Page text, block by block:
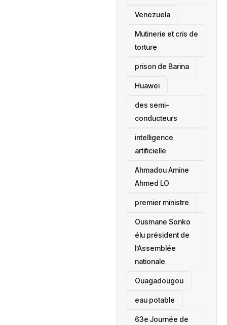
‎Venezuela
Mutinerie et cris de
torture
prison de Barina
Huawei
des semi-
conducteurs
intelligence
artificielle
Ahmadou Amine
Ahmed LO
premier ministre
Ousmane Sonko
élu président de
l’Assemblée
nationale
‎Ouagadougou
eau potable
63e Journée de